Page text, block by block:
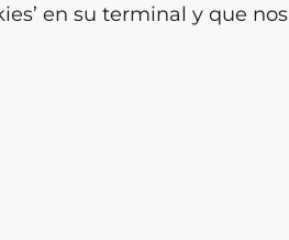
en su terminal y que nos